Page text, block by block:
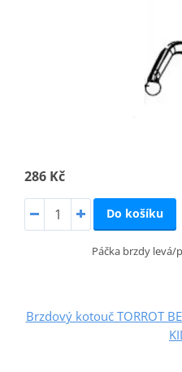
286 Kč
Do košíku
Páčka brzdy levá/
Brzdový kotouč TORROT